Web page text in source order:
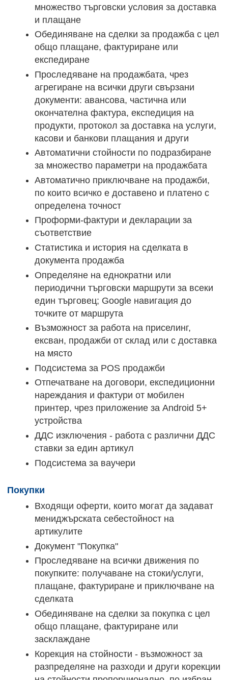
множество търговски условия за доставка
и плащане
Обединяване на сделки за продажба с цел
общо плащане, фактуриране или
експедиране
Проследяване на продажбата, чрез
агрегиране на всички други свързани
документи: авансова, частична или
окончателна фактура, експедиция на
продукти, протокол за доставка на услуги,
касови и банкови плащания и други
Автоматични стойности по подразбиране
за множество параметри на продажбата
Автоматично приключване на продажби,
по които всичко е доставено и платено с
определена точност
Проформи-фактури и декларации за
съответствие
Статистика и история на сделката в
документа продажба
Определяне на еднократни или
периодични търговски маршрути за всеки
един търговец; Google навигация до
точките от маршрута
Възможност за работа на приселинг,
ексван, продажби от склад или с доставка
на място
Подсистема за POS продажби
Отпечатване на договори, експедиционни
нареждания и фактури от мобилен
принтер, чрез приложение за Android 5+
устройства
ДДС изключения - работа с различни ДДС
ставки за един артикул
Подсистема за ваучери
Покупки
Входящи оферти, които могат да задават
мениджърската себестойност на
артикулите
Документ "Покупка"
Проследяване на всички движения по
покупките: получаване на стоки/услуги,
плащане, фактуриране и приключване на
сделката
Обединяване на сделки за покупка с цел
общо плащане, фактуриране или
засклаждане
Корекция на стойности - възможност за
разпределяне на разходи и други корекции